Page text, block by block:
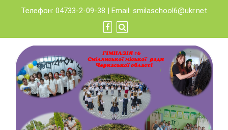
content
Телефон: 04733-2-09-38 | Email: smilaschool6@ukr.net